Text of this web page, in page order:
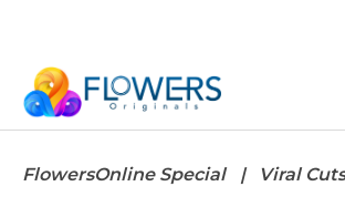
FlowersOnline Special Viral Cuts